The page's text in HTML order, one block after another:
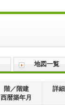
地図一覧
階／階建
西暦築年月
詳細